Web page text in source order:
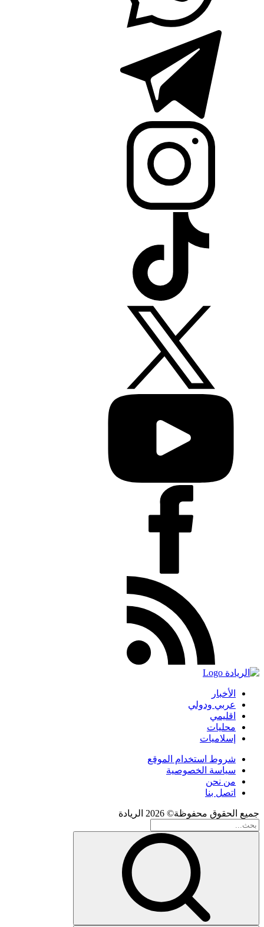
الأخبار
عربي ودولي
اقليمي
محليات
إسلاميات
شروط استخدام الموقع
سياسة الخصوصية
من نحن
اتصل بنا
جميع الحقوق محفوظة© 2026 الريادة